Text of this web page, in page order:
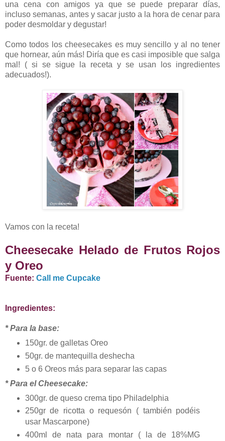
una cena con amigos ya que se puede preparar días,
incluso semanas, antes y sacar justo a la hora de cenar para
poder desmoldar y degustar!
Como todos los cheesecakes es muy sencillo y al no tener
que hornear, aún más! Diría que es casi imposible que salga
mal! ( si se sigue la receta y se usan los ingredientes
adecuados!).
Vamos con la receta!
Cheesecake Helado de Frutos Rojos
y Oreo
Fuente: Call me Cupcake
Ingredientes:
* Para la base:
150gr. de galletas Oreo
50gr. de mantequilla deshecha
5 o 6 Oreos más para separar las capas
* Para el Cheesecake:
300gr. de queso crema tipo Philadelphia
250gr de ricotta o requesón ( también podéis
usar Mascarpone)
400ml de nata para montar ( la de 18%MG